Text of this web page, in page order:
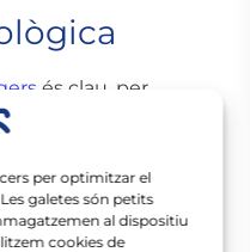
per optimitzar el
galetes són petits
al dispositiu
cookies de
és clau, per
la qualitat de
relleu arran de la
el deure
els usuaris de